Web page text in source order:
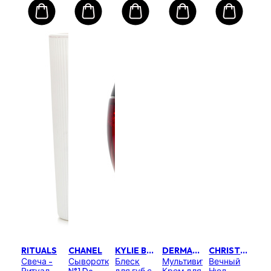
RITUALS
Свеча -
CHANEL
Сыворотка
KYLIE BY KYLIE JENNER
Блеск
DERMALOGICA
Мультивитаминный
CHRISTIAN DIOR
Вечный